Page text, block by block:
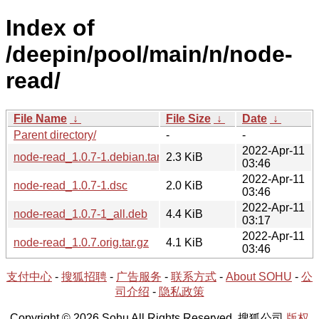
Index of
/deepin/pool/main/n/node-
read/
File Name ↓ File Size ↓ Date ↓
Parent directory/
-
-
node-read_1.0.7-1.debian.tar.xz2.3 KiB
2022-Apr-11
03:46
node-read_1.0.7-1.dsc
2.0 KiB
2022-Apr-11
03:46
node-read_1.0.7-1_all.deb
4.4 KiB
2022-Apr-11
03:17
node-read_1.0.7.orig.tar.gz
4.1 KiB
2022-Apr-11
03:46
支付中心 - 搜狐招聘 - 广告服务 - 联系方式 - About SOHU - 公
司介绍 - 隐私政策